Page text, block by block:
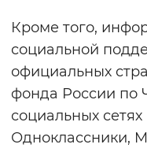
Кроме того,
социальной
официальных
фонда России по
социальных
Одноклассники,